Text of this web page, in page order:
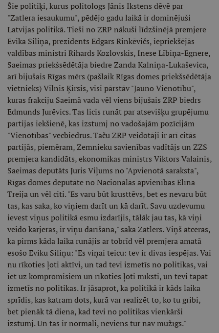
Šie politiķi, kurus politologs Jānis Ikstens dēvē par
"Zatlera iesaukumu", pēdējo gadu laikā ir dominējuši
Latvijas politikā. Tieši no ZRP nākuši līdzšinējā premjere
Evika Siliņa, prezidents Edgars Rinkēvičs, iepriekšējās
valdības ministri Rihards Kozlovskis, Inese Lībiņa-Egnere,
Saeimas priekšsēdētāja biedre Zanda Kalniņa-Lukaševica,
arī bijušais Rīgas mērs (pašlaik Rīgas domes priekšsēdētāja
vietnieks) Vilnis Ķirsis, visi pārstāv "Jauno Vienotību",
kuras frakciju Saeimā vada vēl viens bijušais ZRP biedrs
Edmunds Jurēvics. Tas licis runāt par atsevišķu grupējumu
partijas iekšienē, kas izstumj no vadošajām pozīcijām
"Vienotības" vecbiedrus. Taču ZRP veidotāji ir arī citās
partijās, piemēram, Zemnieku savienības vadītājs un ZZS
premjera kandidāts, ekonomikas ministrs Viktors Valainis,
Saeimas deputāts Juris Viļums no "Apvienotā saraksta",
Rīgas domes deputāte no Nacionālās apvienības Elīna
Treija un vēl citi. "Es varu būt krusttēvs, bet es nevaru būt
tas, kas saka, ko viņiem darīt un kā darīt. Savu uzdevumu
ievest viņus politikā esmu izdarījis, tālāk jau tas, kā viņi
veido karjeras, ir viņu darīšana," saka Zatlers. Viņš atceras,
ka pirms kāda laika runājis ar tobrīd vēl premjera amatā
esošo Eviku Siliņu: "Es viņai teicu: tev ir divas iespējas. Vai
nu rīkoties ļoti aktīvi, un tad tevi izmetīs no politikas, vai
iet uz kompromisiem un rīkoties ļoti mīksti, un tevi tāpat
izmetīs no politikas. Ir jāsaprot, ka politikā ir kāds laika
sprīdis, kas katram dots, kurā var realizēt to, ko tu gribi,
bet pienāk tā diena, kad tevi no politikas vienkārši
izstumj. Un tas ir normāli, neviens tur nav mūžīgs."